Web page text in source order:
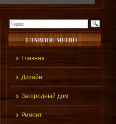
ГЛАВНОЕ МЕНЮ
Главная
Дизайн
Загородный дом
Ремонт